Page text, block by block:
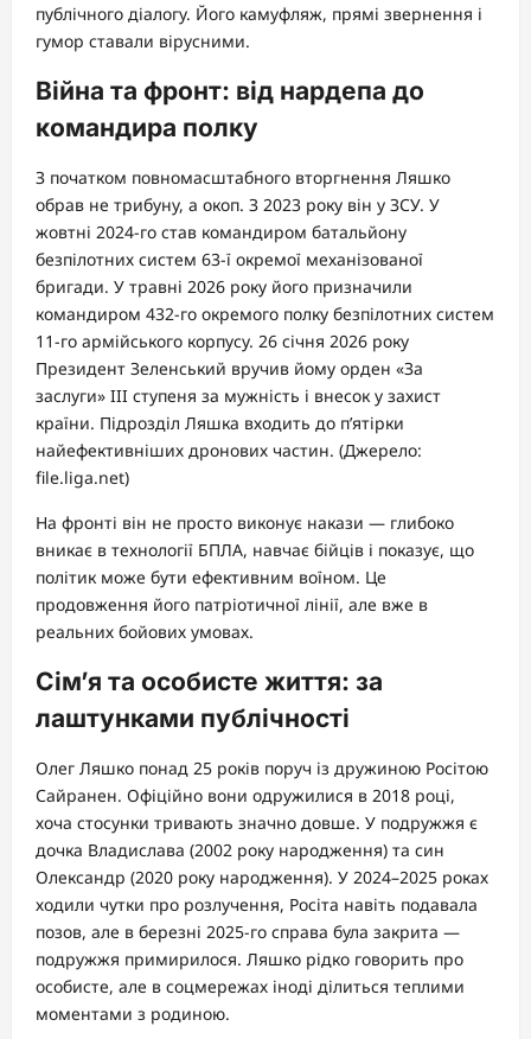
публічного діалогу. Його камуфляж, прямі звернення і
гумор ставали вірусними.
Війна та фронт: від нардепа до
командира полку
З початком повномасштабного вторгнення Ляшко
обрав не трибуну, а окоп. З 2023 року він у ЗСУ. У
жовтні 2024-го став командиром батальйону
безпілотних систем 63-ї окремої механізованої
бригади. У травні 2026 року його призначили
командиром 432-го окремого полку безпілотних систем
11-го армійського корпусу. 26 січня 2026 року
Президент Зеленський вручив йому орден «За
заслуги» III ступеня за мужність і внесок у захист
країни. Підрозділ Ляшка входить до п’ятірки
найефективніших дронових частин. (Джерело:
file.liga.net)
На фронті він не просто виконує накази — глибоко
вникає в технології БПЛА, навчає бійців і показує, що
політик може бути ефективним воїном. Це
продовження його патріотичної лінії, але вже в
реальних бойових умовах.
Сім’я та особисте життя: за
лаштунками публічності
Олег Ляшко понад 25 років поруч із дружиною Росітою
Сайранен. Офіційно вони одружилися в 2018 році,
хоча стосунки тривають значно довше. У подружжя є
дочка Владислава (2002 року народження) та син
Олександр (2020 року народження). У 2024–2025 роках
ходили чутки про розлучення, Росіта навіть подавала
позов, але в березні 2025-го справа була закрита —
подружжя примирилося. Ляшко рідко говорить про
особисте, але в соцмережах іноді ділиться теплими
моментами з родиною.